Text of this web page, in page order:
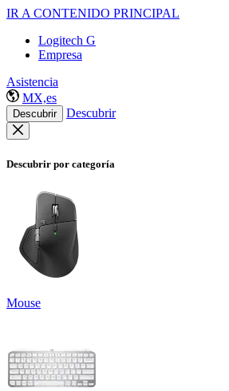
IR A CONTENIDO PRINCIPAL
Logitech G
Empresa
Asistencia
MX,es
Descubrir Descubrir
Descubrir por categoría
Mouse